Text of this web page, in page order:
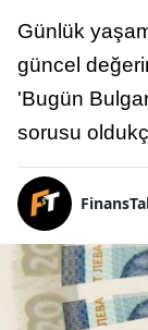
Günlük
güncel
'Bugün
sorusu